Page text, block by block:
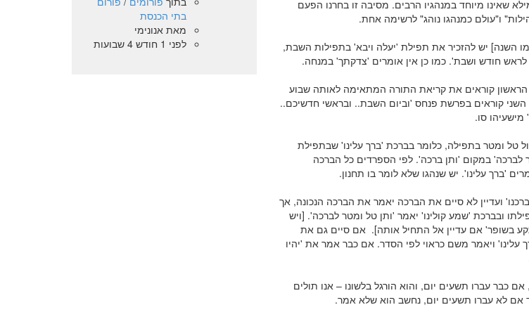
שאינו מיוחד במנהגיו הרבים. מסיבה זו בחרנו הפעם
ו"עולם כמנהגו נוהג" לרשימה אחת.
השנה] יש להזכיר את תפילת 'יעלה ויבא' בתפילות השבת,
חודש ושבת'. כמו כן אין אומרים 'צדקתך' במנחה.
קוראים את קריאת התורה המתאימה לאותה שבוע
השני קוראים בפרשת פנחס 'וביום השבת.. ובראשי חדשיכם..
סו.
טל ומטר בתפילה, כלומר בברכת 'ברך עלינו' שבתפילת
לברכה' במקום 'ותן ברכה'. לפי הספרדים כל הברכה
'ברך עלינו'. יש שנהגו שלא לומר בו תחנון.
ועדיין לא סיים את הברכה יאמר את הברכה הנכונה, אך
ובברכת 'שמע קולינו' יאמר 'ותן טל ומטר לברכה'. [ויש
בשופר' אם עדיין אל התחיל אותה]. אם סיים גם את
עלינו' ויאמר משם כראוי לפי הסדר. אם כבר אמר את 'יהיו
, אם כבר עברו תשעים יום, והוא הורגל בלשונו – אנו תולים
לא עברו תשעים יום, נחשב הוא שלא אמר.
בתי הכנסת
מאתאנונימי
לפני 1 חודש 4 שבועות